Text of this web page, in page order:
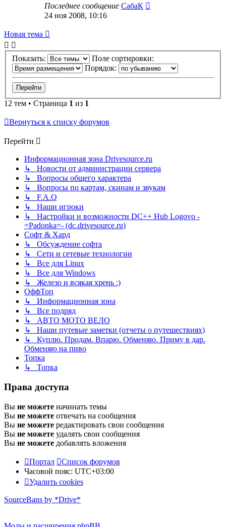
Последнее сообщение СабаК
24 ноя 2008, 10:16
Новая тема
Показать:
Поле сортировки:
Порядок:
12 тем • Страница 1 из 1
Вернуться к списку форумов
Перейти
Информационная зона Drivesource.ru
↳ Новости от администрации сервера
↳ Вопросы общего характера
↳ Вопросы по картам, скинам и звукам
↳ F.A.Q
↳ Наши игроки
↳ Настройки и возможности DC++ Hub Logovo -
=Padonka=- (dc.drivesource.ru)
Софт & Хард
↳ Обсуждение софта
↳ Сети и сетевые технологии
↳ Все для Linux
↳ Все для Windows
↳ Железо и всякая хрень :)
ОффТоп
↳ Информационная зона
↳ Все подряд
↳ АВТО МОТО ВЕЛО
↳ Наши путевые заметки (отчеты о путешествиях)
↳ Куплю. Продам. Впарю. Обменяю. Приму в дар.
Обменяю на пиво
Топка
↳ Топка
Права доступа
Вы не можете начинать темы
Вы не можете отвечать на сообщения
Вы не можете редактировать свои сообщения
Вы не можете удалять свои сообщения
Вы не можете добавлять вложения
Портал
Список форумов
Часовой пояс: UTC+03:00
Удалить cookies
SourceBans by *Drive*